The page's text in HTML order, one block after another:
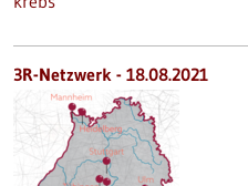
3R-Netzwerk - 18.08.2021